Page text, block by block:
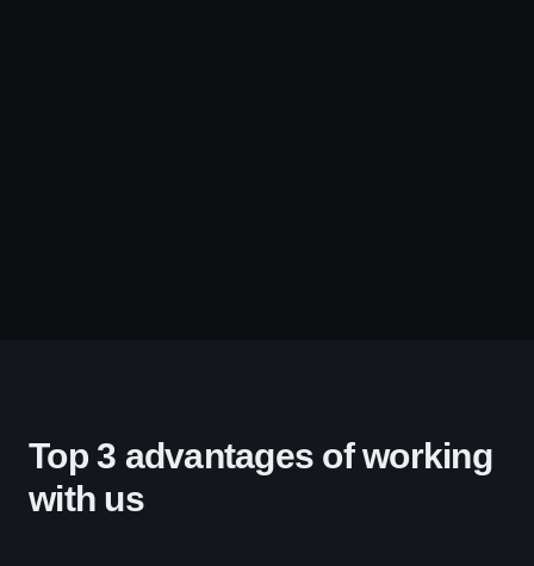
Top 3 advantages of working
with us